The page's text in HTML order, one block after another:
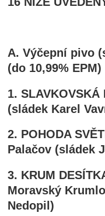
A. Výčepní pivo
(do 10,99% EPM)
1.
(sládek Karel
2. POHODA
Palačov (sládek
3. KRUM
Moravský
Nedopil)